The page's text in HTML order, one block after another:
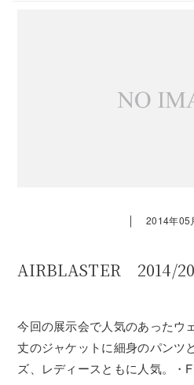
｜ 2014年05
AIRBLASTER 2014/
今回の展示会で人気のあったウ
丈のジャケットに細身のパンツ
ズ、レディースともに人気。